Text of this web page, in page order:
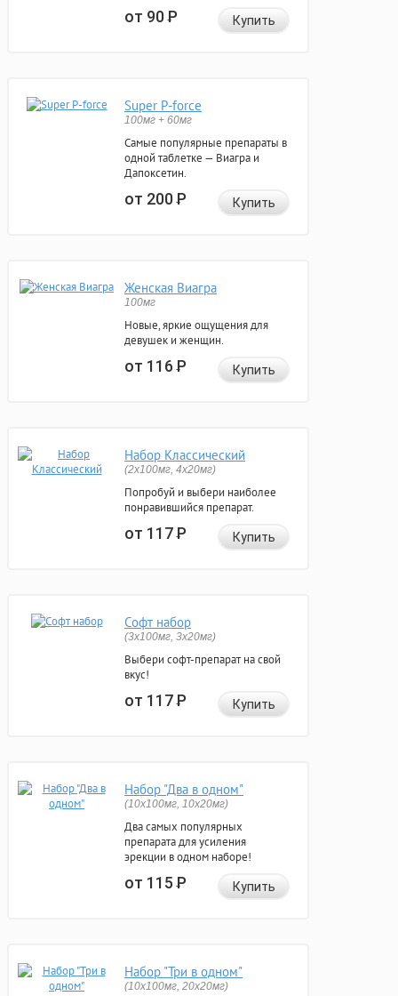
от 90Р Купить
Super P-force
100мг + 60мг
Самые популярные препараты в
одной таблетке — Виагра и
Дапоксетин.
от 200Р Купить
Женская Виагра
100мг
Новые, яркие ощущения для
девушек и женщин.
от 116Р Купить
Набор Классический
(2x100мг, 4x20мг)
Попробуй и выбери наиболее
понравившийся препарат.
от 117Р Купить
Софт набор
(3x100мг, 3x20мг)
Выбери софт-препарат на свой
вкус!
от 117Р Купить
Набор "Два в одном"
(10x100мг, 10x20мг)
Два самых популярных
препарата для усиления
эрекции в одном наборе!
от 115Р Купить
Набор "Три в одном"
(10x100мг, 20x20мг)